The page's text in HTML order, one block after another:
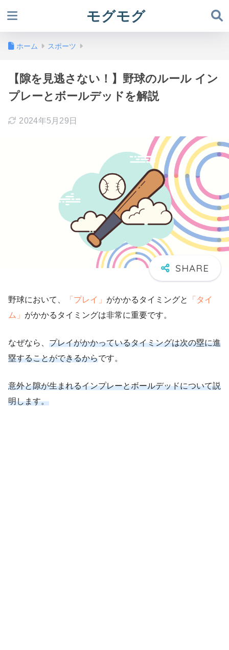
モグモグ
ホーム スポーツ
【隙を見逃さない！】野球のルール イン
プレーとボールデッドを解説
2024年5月29日
野球において、 「プレイ」 がかかるタイミングと
「タイ
ム」 がかかるタイミングは非常に重要です。
なぜなら、 プレイがかかっているタイミングは次の塁に進
塁することができるからです。
意外と隙が生まれるインプレーとボールデッドについて説
明します。